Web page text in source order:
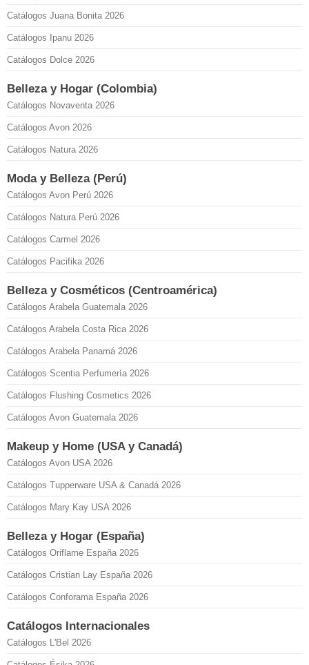
Catálogos Juana Bonita 2026
Catálogos Ipanu 2026
Catálogos Dolce 2026
Belleza y Hogar (Colombia)
Catálogos Novaventa 2026
Catálogos Avon 2026
Catálogos Natura 2026
Moda y Belleza (Perú)
Catálogos Avon Perú 2026
Catálogos Natura Perú 2026
Catálogos Carmel 2026
Catálogos Pacifika 2026
Belleza y Cosméticos (Centroamérica)
Catálogos Arabela Guatemala 2026
Catálogos Arabela Costa Rica 2026
Catálogos Arabela Panamá 2026
Catálogos Scentia Perfumería 2026
Catálogos Flushing Cosmetics 2026
Catálogos Avon Guatemala 2026
Makeup y Home (USA y Canadá)
Catálogos Avon USA 2026
Catálogos Tupperware USA & Canadá 2026
Catálogos Mary Kay USA 2026
Belleza y Hogar (España)
Catálogos Oriflame España 2026
Catálogos Cristian Lay España 2026
Catálogos Conforama España 2026
Catálogos Internacionales
Catálogos L'Bel 2026